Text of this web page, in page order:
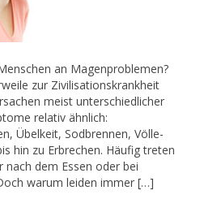
an Magenproblemen?
zur Zivilisationskrankheit
meist unterschiedlicher
relativ ähnlich:
Übelkeit, Sodbrennen, Völle-
hin zu Erbrechen. Häufig treten
dem Essen oder bei
warum leiden immer […]